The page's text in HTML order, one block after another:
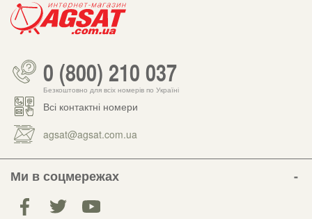
0 (800) 210 037
Безкоштовно для всіх номерів по Україні
Всі контактні номери
agsat@agsat.com.ua
Ми в соцмережах